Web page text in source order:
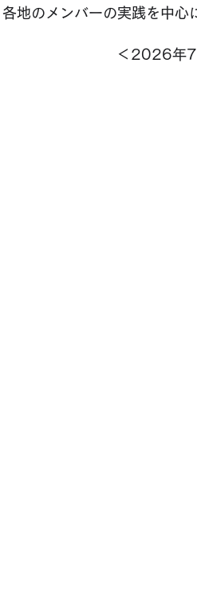
各地のメンバーの実践を中心
＜2026年7